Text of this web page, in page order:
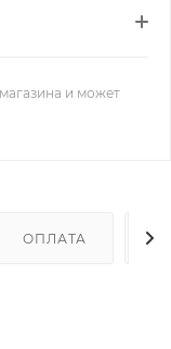
и может
ОПЛАТА